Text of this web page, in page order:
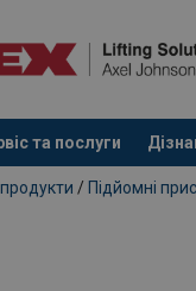
та послуги
/ Підйомні